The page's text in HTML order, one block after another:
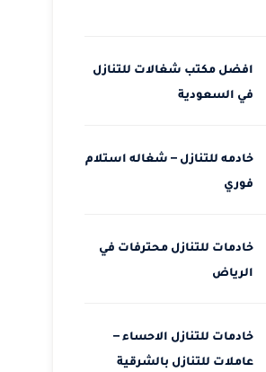
افضل مكتب شغالات للتنازل
في السعودية
خادمه للتنازل – شغاله استلام
فوري
خادمات للتنازل محترفات في
الرياض
خادمات للتنازل الاحساء –
عاملات للتنازل بالشرقية